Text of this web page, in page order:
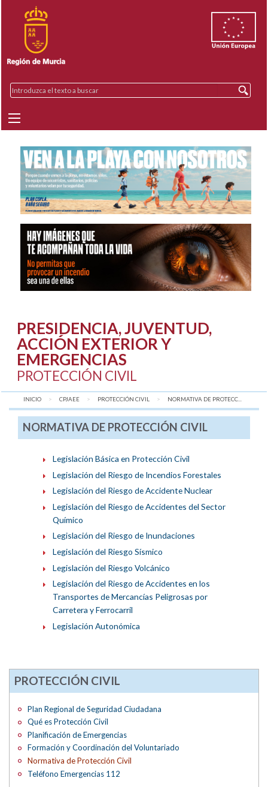
PRESIDENCIA, JUVENTUD,
ACCIÓN EXTERIOR Y
EMERGENCIAS
PROTECCIÓN CIVIL
INICIO CPJAEE PROTECCIÓN CIVIL AQUÍ:
NORMATIVA DE PROTECC...
NORMATIVA DE PROTECCIÓN CIVIL
Legislación Básica en Protección Civil
Legislación del Riesgo de Incendios Forestales
Legislación del Riesgo de Accidente Nuclear
Legislación del Riesgo de Accidentes del Sector
Químico
Legislación del Riesgo de Inundaciones
Legislación del Riesgo Sísmico
Legislación del Riesgo Volcánico
Legislación del Riesgo de Accidentes en los
Transportes de Mercancías Peligrosas por
Carretera y Ferrocarril
Legislación Autonómica
PROTECCIÓN CIVIL
Plan Regional de Seguridad Ciudadana
Qué es Protección Civil
Planificación de Emergencias
Formación y Coordinación del Voluntariado
Normativa de Protección Civil
Teléfono Emergencias 112